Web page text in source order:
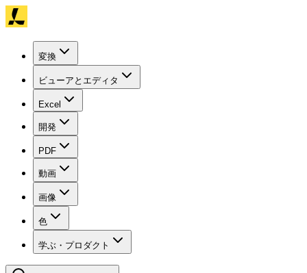
変換
ビューアとエディタ
Excel
開発
PDF
動画
画像
色
学ぶ・プロダクト